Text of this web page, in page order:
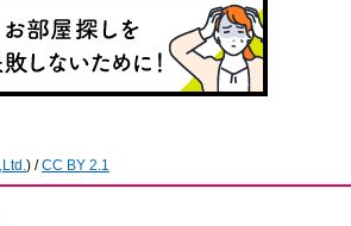
) /CC BY 2.1